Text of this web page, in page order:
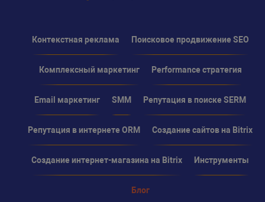
Контекстная реклама Поисковое продвижение SEO
Комплексный маркетинг Performance стратегия
Email маркетинг SMM Репутация в поиске SERM
Репутация в интернете ORM Создание сайтов на Bitrix
Создание интернет-магазина на Bitrix Инструменты
Блог